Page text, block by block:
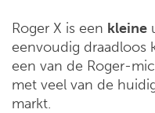
Roger X is een kleine
eenvoudig draadloos
een van de Roger-
met veel van de
markt.